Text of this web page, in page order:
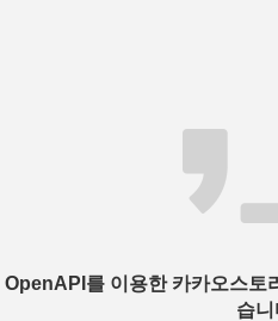
OpenAPI를 이용한 카카오스토
습